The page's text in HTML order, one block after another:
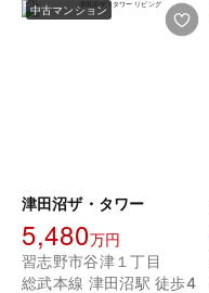
中古マンション
津田沼ザ・タワー
5,480万円
習志野市谷津１丁目
総武本線 津田沼駅 徒歩4